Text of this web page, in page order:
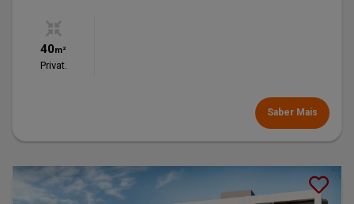
40m²
Privat.
Saber Mais
Lançamento